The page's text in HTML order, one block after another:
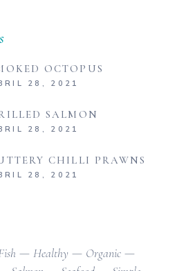
OCTOPUS
28, 2021
SALMON
28, 2021
CHILLI PRAWNS
28, 2021
Healthy
Organic